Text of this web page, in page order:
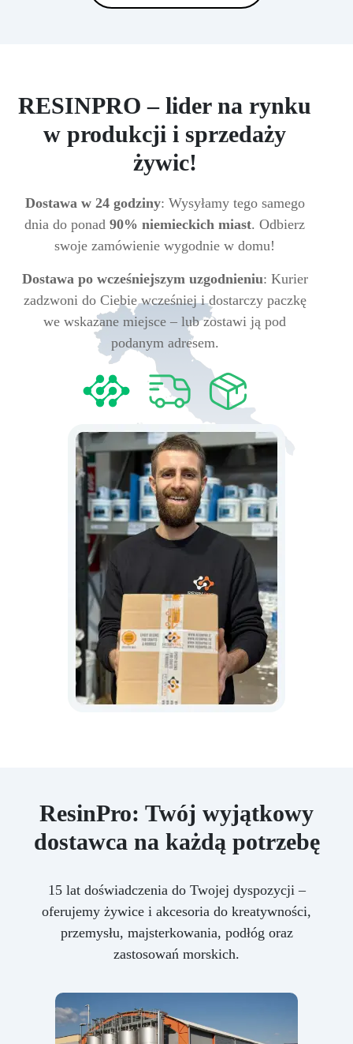
RESINPRO – lider na rynku
w produkcji i sprzedaży
żywic!
Dostawa w 24 godziny: Wysyłamy tego samego
dnia do ponad 90% niemieckich miast. Odbierz
swoje zamówienie wygodnie w domu!
Dostawa po wcześniejszym uzgodnieniu: Kurier
zadzwoni do Ciebie wcześniej i dostarczy paczkę
we wskazane miejsce – lub zostawi ją pod
podanym adresem.
ResinPro: Twój wyjątkowy
dostawca na każdą potrzebę
15 lat doświadczenia do Twojej dyspozycji –
oferujemy żywice i akcesoria do kreatywności,
przemysłu, majsterkowania, podłóg oraz
zastosowań morskich.